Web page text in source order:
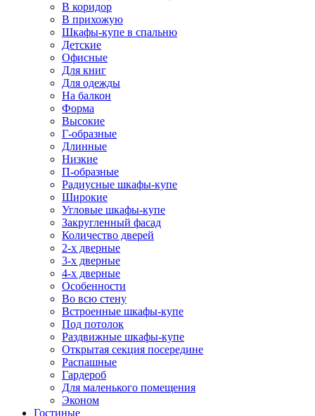
В коридор
В прихожую
Шкафы-купе в спальню
Детские
Офисные
Для книг
Для одежды
На балкон
Форма
Высокие
Г-образные
Длинные
Низкие
П-образные
Радиусные шкафы-купе
Широкие
Угловые шкафы-купе
Закругленный фасад
Количество дверей
2-х дверные
3-х дверные
4-х дверные
Особенности
Во всю стену
Встроенные шкафы-купе
Под потолок
Раздвижные шкафы-купе
Открытая секция посередине
Распашные
Гардероб
Для маленького помещения
Эконом
Гостиные